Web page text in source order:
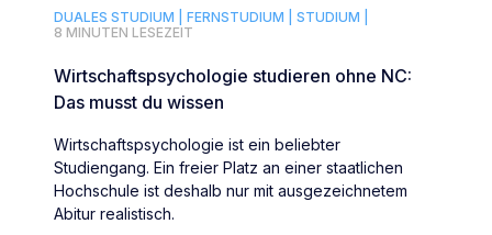
DUALES STUDIUM | FERNSTUDIUM |
STUDIUM |
8 MINUTEN LESEZEIT
Wirtschaftspsychologie studieren ohne NC:
Das musst du wissen
Wirtschaftspsychologie ist ein beliebter
Studiengang. Ein freier Platz an einer staatlichen
Hochschule ist deshalb nur mit ausgezeichnetem
Abitur realistisch.